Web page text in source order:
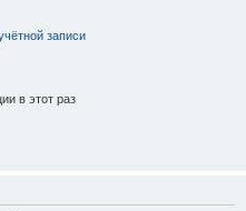
записи
в этот раз